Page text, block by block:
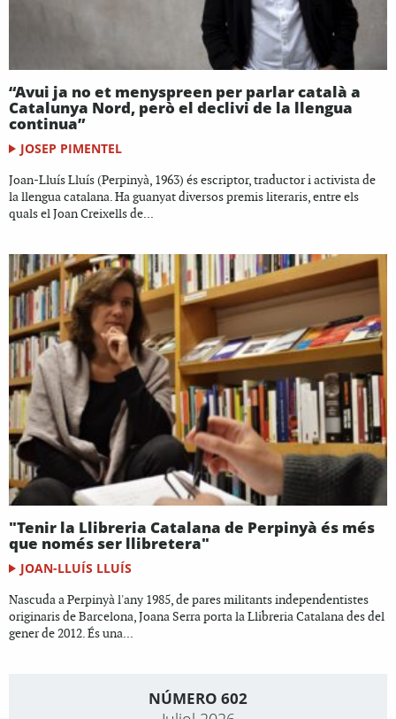
“Avui ja no et menyspreen per parlar català a
Catalunya Nord, però el declivi de la llengua
continua”
JOSEP PIMENTEL
Joan-Lluís Lluís (Perpinyà, 1963) és escriptor, traductor i activista de
la llengua catalana. Ha guanyat diversos premis literaris, entre els
quals el Joan Creixells de...
"Tenir la Llibreria Catalana de Perpinyà és més
que només ser llibretera"
JOAN-LLUÍS LLUÍS
Nascuda a Perpinyà l'any 1985, de pares militants independentistes
originaris de Barcelona, Joana Serra porta la Llibreria Catalana des del
gener de 2012. És una...
NÚMERO 602